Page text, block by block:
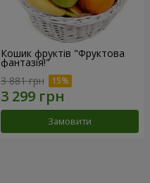
Кошик фруктів "Фруктова
фантазія!"
3 881 грн
Замовити